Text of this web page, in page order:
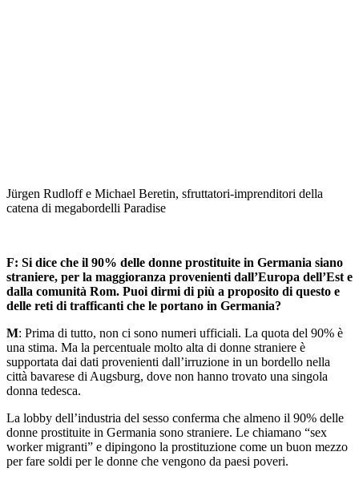
Jürgen Rudloff e Michael Beretin, sfruttatori-imprenditori della
catena di megabordelli Paradise
F: Si dice che il 90% delle donne prostituite in Germania siano
straniere, per la maggioranza provenienti dall’Europa dell’Est e
dalla comunità Rom. Puoi dirmi di più a proposito di questo e
delle reti di trafficanti che le portano in Germania?
M: Prima di tutto, non ci sono numeri ufficiali. La quota del 90% è
una stima. Ma la percentuale molto alta di donne straniere è
supportata dai dati provenienti dall’irruzione in un bordello nella
città bavarese di Augsburg, dove non hanno trovato una singola
donna tedesca.
La lobby dell’industria del sesso conferma che almeno il 90% delle
donne prostituite in Germania sono straniere. Le chiamano “sex
worker migranti” e dipingono la prostituzione come un buon mezzo
per fare soldi per le donne che vengono da paesi poveri.